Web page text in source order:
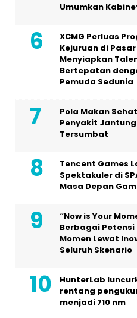
Umumkan
XCMG Perluas
Kejuruan di
Menyiapkan
Bertepatan
Pemuda Sedunia
Pola Makan
Penyakit
Tersumbat
Tencent Games
Spektakuler di
Masa Depan
“Now is Your
Berbagai
Momen Lewat
Seluruh Skenario
HunterLab
rentang
menjadi 710 nm